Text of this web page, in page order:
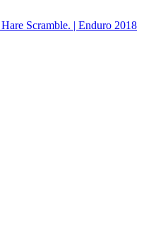
Scramble. | Enduro 2018